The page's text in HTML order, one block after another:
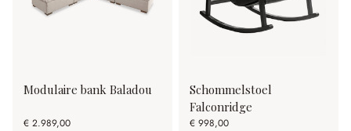
Modulaire bank Baladou
€ 2.989,00
Schommelstoel
Falconridge
€ 998,00